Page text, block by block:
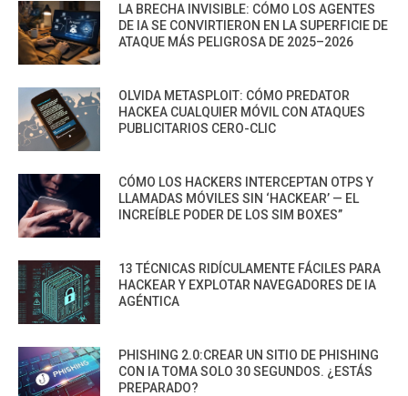
LA BRECHA INVISIBLE: CÓMO LOS AGENTES
DE IA SE CONVIRTIERON EN LA SUPERFICIE DE
ATAQUE MÁS PELIGROSA DE 2025–2026
OLVIDA METASPLOIT: CÓMO PREDATOR
HACKEA CUALQUIER MÓVIL CON ATAQUES
PUBLICITARIOS CERO-CLIC
CÓMO LOS HACKERS INTERCEPTAN OTPS Y
LLAMADAS MÓVILES SIN ‘HACKEAR’ — EL
INCREÍBLE PODER DE LOS SIM BOXES”
13 TÉCNICAS RIDÍCULAMENTE FÁCILES PARA
HACKEAR Y EXPLOTAR NAVEGADORES DE IA
AGÉNTICA
PHISHING 2.0:CREAR UN SITIO DE PHISHING
CON IA TOMA SOLO 30 SEGUNDOS. ¿ESTÁS
PREPARADO?